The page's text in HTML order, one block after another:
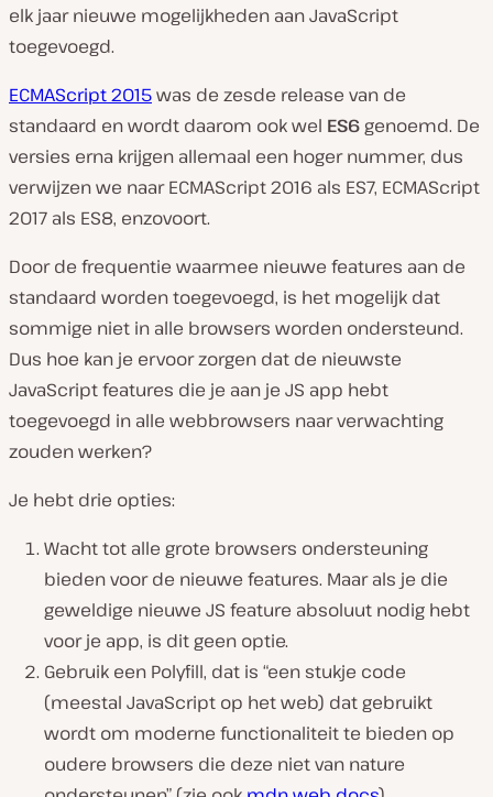
elk jaar nieuwe mogelijkheden aan JavaScript
toegevoegd.
ECMAScript 2015was de zesde release van de
standaard en wordt daarom ook wel ES6 genoemd. De
versies erna krijgen allemaal een hoger nummer, dus
verwijzen we naar ECMAScript 2016 als ES7, ECMAScript
2017 als ES8, enzovoort.
Door de frequentie waarmee nieuwe features aan de
standaard worden toegevoegd, is het mogelijk dat
sommige niet in alle browsers worden ondersteund.
Dus hoe kan je ervoor zorgen dat de nieuwste
JavaScript features die je aan je JS app hebt
toegevoegd in alle webbrowsers naar verwachting
zouden werken?
Je hebt drie opties:
Wacht tot alle grote browsers ondersteuning
bieden voor de nieuwe features. Maar als je die
geweldige nieuwe JS feature absoluut nodig hebt
voor je app, is dit geen optie.
Gebruik een Polyfill, dat is “een stukje code
(meestal JavaScript op het web) dat gebruikt
wordt om moderne functionaliteit te bieden op
oudere browsers die deze niet van nature